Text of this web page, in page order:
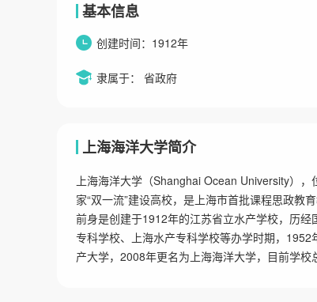
基本信息
创建时间：1912年
隶属于： 省政府
上海海洋大学简介
上海海洋大学（Shanghai Ocean University）
家“双一流”建设高校，是上海市首批课程思政教
前身是创建于1912年的江苏省立水产学校，历
专科学校、上海水产专科学校等办学时期，
产大学，2008年更名为上海海洋大学，目前学校